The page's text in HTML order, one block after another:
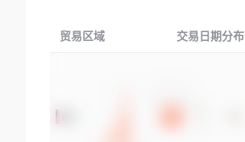
贸易区域 交易日期分布